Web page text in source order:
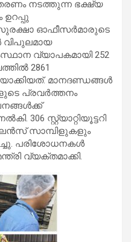
നടത്തുന്ന ഭക്ഷ്യ
ഓഫീസര്‍മാരുടെ
വ്യാപകമായി 252
2861
മാനദണ്ഡങ്ങള്‍
പ്രവര്‍ത്തനം
306 സ്റ്റ്യാറ്റിയൂട്ടറി
സാമ്പിളുകളും
പരിശോധനകള്‍
വ്യക്തമാക്കി.